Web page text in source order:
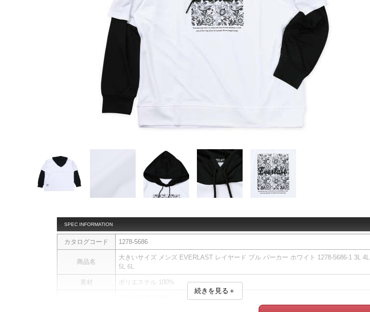
SPEC INFORMATION
カタログコード 1278-5686
商品名
大きいサイズ メンズ EVERLAST レイヤード プル パーカー ホワイト 1278-5686-1 3L 4L
5L 6L
素材 ポリエステル 100%
続きを見る＋